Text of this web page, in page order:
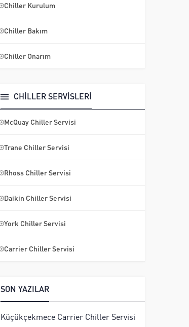
Chiller Kurulum
Chiller Bakım
Chiller Onarım
CHİLLER SERVİSLERİ
McQuay Chiller Servisi
Trane Chiller Servisi
Rhoss Chiller Servisi
Daikin Chiller Servisi
York Chiller Servisi
Carrier Chiller Servisi
SON YAZILAR
Küçükçekmece Carrier Chiller Servisi